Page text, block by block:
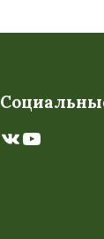
ВКонтакте
YouTube